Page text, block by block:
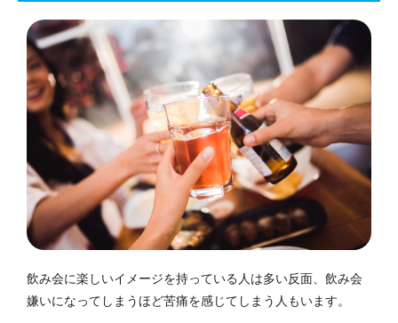
飲み会に楽しいイメージを持っている人は多い反面、飲み会
嫌いになってしまうほど苦痛を感じてしまう人もいます。